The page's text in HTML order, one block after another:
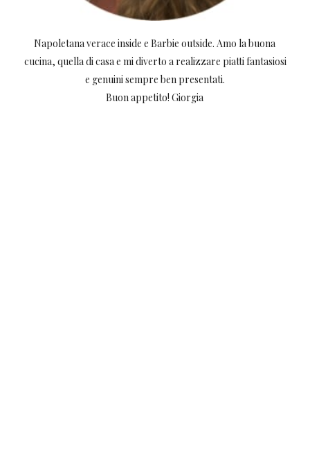
Napoletana verace inside e Barbie outside. Amo la buona
cucina, quella di casa e mi diverto a realizzare piatti fantasiosi
e genuini sempre ben presentati.
Buon appetito! Giorgia